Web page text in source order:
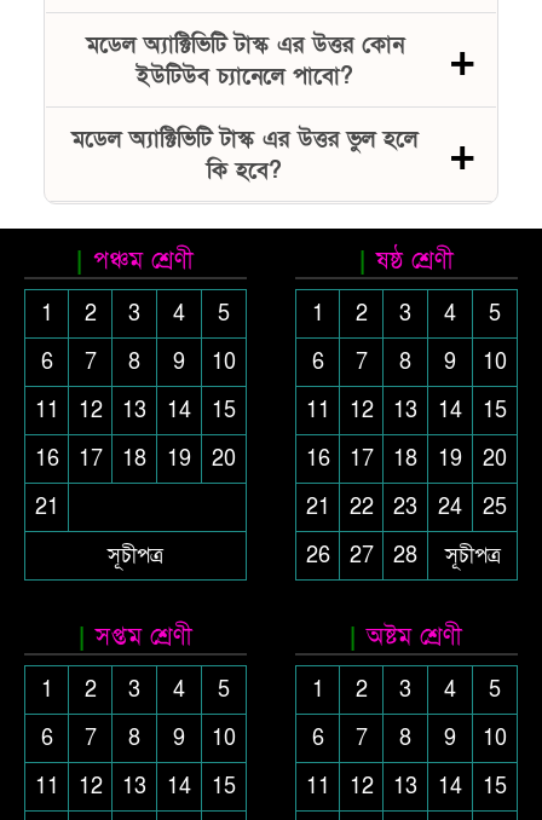
মডেল অ্যাক্টিভিটি টাস্ক এর উত্তর কোন
ইউটিউব চ্যানেলে পাবো?
মডেল অ্যাক্টিভিটি টাস্ক এর উত্তর ভুল হলে
কি হবে?
পঞ্চম শ্রেণী
1 2 3 4
5
6
7 8 9
10
11
12 13 14
15
16
17 18 19
20
21
সূচীপত্র
ষষ্ঠ শ্রেণী
1 2 3 4
5
6
7 8 9
10
11
12 13 14
15
16
17 18 19
20
21
22 23 24
25
26
27 28 সূচীপত্র
সপ্তম শ্রেণী
1 2 3 4
5
6
7 8 9
10
11
12 13 14
15
অষ্টম শ্রেণী
1 2 3 4
5
6
7 8 9
10
11
12 13 14
15